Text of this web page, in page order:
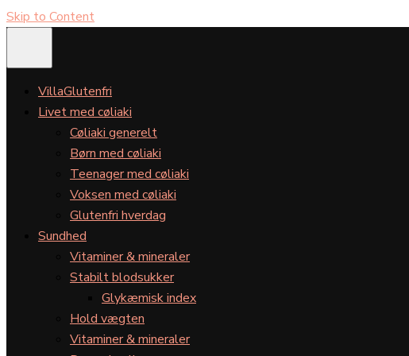
Skip to Content
VillaGlutenfri
Livet med cøliaki
Cøliaki generelt
Børn med cøliaki
Teenager med cøliaki
Voksen med cøliaki
Glutenfri hverdag
Sundhed
Vitaminer & mineraler
Stabilt blodsukker
Glykæmisk index
Hold vægten
Vitaminer & mineraler